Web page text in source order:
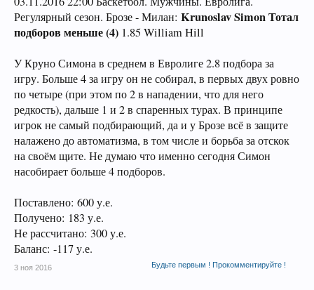
Регулярный сезон. Брозе - Милан: Krunoslav Simon Тотал
подборов меньше (4) 1.85 William Hill
У Круно Симона в среднем в Евролиге 2.8 подбора за
игру. Больше 4 за игру он не собирал, в первых двух ровно
по четыре (при этом по 2 в нападении, что для него
редкость), дальше 1 и 2 в спаренных турах. В принципе
игрок не самый подбирающий, да и у Брозе всё в защите
налажено до автоматизма, в том числе и борьба за отскок
на своём щите. Не думаю что именно сегодня Симон
насобирает больше 4 подборов.
Поставлено: 600 у.е.
Получено: 183 у.е.
Не рассчитано: 300 у.е.
Баланс: -117 у.е.
Будьте первым ! Прокомментируйте !
3 ноя 2016